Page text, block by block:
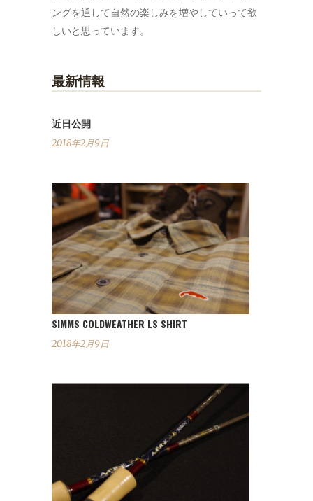
ングを通して自然の楽しみを増やしていって欲
しいと思っています。
最新情報
近日公開
2018年2月9日
SIMMS COLDWEATHER LS SHIRT
2018年2月9日